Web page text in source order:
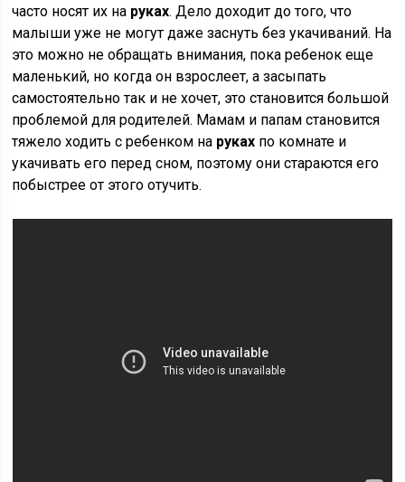
часто носят их на руках. Дело доходит до того, что
малыши уже не могут даже заснуть без укачиваний. На
это можно не обращать внимания, пока ребенок еще
маленький, но когда он взрослеет, а засыпать
самостоятельно так и не хочет, это становится большой
проблемой для родителей. Мамам и папам становится
тяжело ходить с ребенком на руках по комнате и
укачивать его перед сном, поэтому они стараются его
побыстрее от этого отучить.